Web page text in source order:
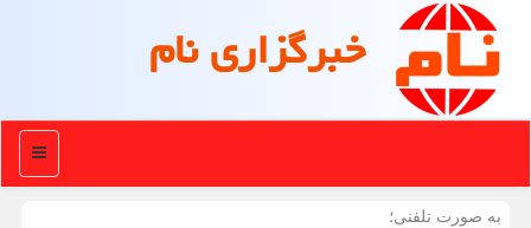
خبرگزاری نام
منو
به صورت تلفنی؛